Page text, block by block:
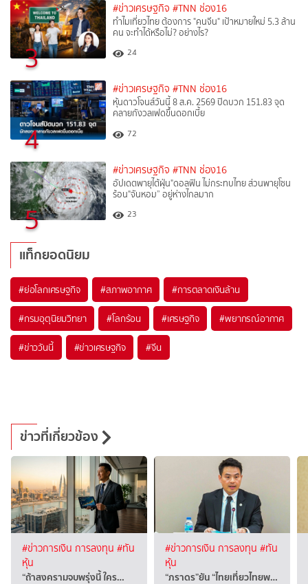
3
#ข่าวเศรษฐกิจ #TNN ช่อง16
ทำไมเที่ยวไทย ต้องการ "คนจีน" เป้าหมายใหม่ 5.3 ล้าน
คน จะทำได้หรือไม่? อย่างไร?
24
4
#ข่าวเศรษฐกิจ #TNN ช่อง16
หุ้นดาวโจนส์วันนี้ 8 ส.ค. 2569 ปิดบวก 151.83 จุด
คลายกังวลเฟดขึ้นดอกเบี้ย
72
5
#ข่าวเศรษฐกิจ #TNN ช่อง16
อัปเดตพายุไต้ฝุ่น"ดอลฟิน ไม่กระทบไทย ส่วนพายุโซน
ร้อน"จันหอม” อยู่ห่างไกลมาก
23
แท็กยอดนิยม
#ย่อโลกเศรษฐกิจ #สภาพอากาศ #การตลาดเงินล้าน
#กรมอุตุนิยมวิทยา #โลกร้อน #เศรษฐกิจ #พยากรณ์อากาศ
#ข่าววันนี้ #ข่าวเศรษฐกิจ #จีน
ข่าวที่เกี่ยวข้อง
#ข่าวการเงิน การลงทุน #ทัน
หุ้น
“ถ้าสงครามจบพรุ่งนี้ ใคร…
#ข่าวการเงิน การลงทุน #ทัน
หุ้น
“ภราดร”ยัน “ไทยเที่ยวไทยพ…